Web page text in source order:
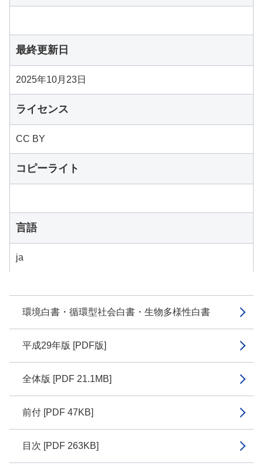
環境白書・循環型社会白書・生物多様性白書
平成29年版 [PDF版]
全体版 [PDF 21.1MB]
前付 [PDF 47KB]
目次 [PDF 263KB]
最終更新日
2025年10月23日
ライセンス
CC BY
コピーライト
言語
ja